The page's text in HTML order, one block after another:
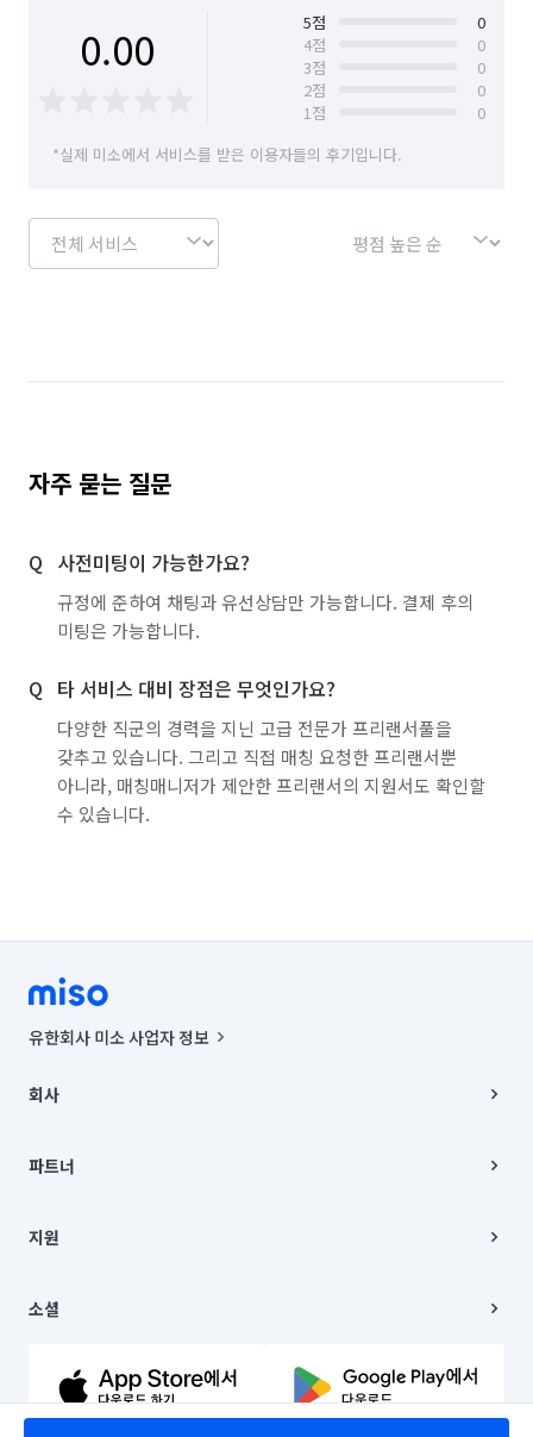
0.00 5점
0
4점
0
3점
0
2점
0
1점
0
*실제 미소에서 서비스를 받은 이용자들의 후기입니다.
자주 묻는 질문
사전미팅이 가능한가요?
규정에 준하여 채팅과 유선상담만 가능합니다. 결제 후의
미팅은 가능합니다.
타 서비스 대비 장점은 무엇인가요?
다양한 직군의 경력을 지닌 고급 전문가 프리랜서풀을
갖추고 있습니다. 그리고 직접 매칭 요청한 프리랜서뿐
아니라, 매칭매니저가 제안한 프리랜서의 지원서도 확인할
수 있습니다.
유한회사 미소 사업자 정보
00019 |
주소 | 본사: 서울특별시 종로구 율곡로 6(중학동, 트윈트리빌딩) B동 5층
컨택센터 : 서울특별시 종로구 수송동 율곡로 24, 7층, 8층 미소
상품, 상품정보, 거래에 관한 의무와 책임은 거래당사자에게 있습니다.
언론 보도 관련 문의:
© 유한회사 미소. Miso, Inc. All Rights Reserved.
회사
채용
파트너
이사
지원
이용약관
문의하기
소셜
유튜브